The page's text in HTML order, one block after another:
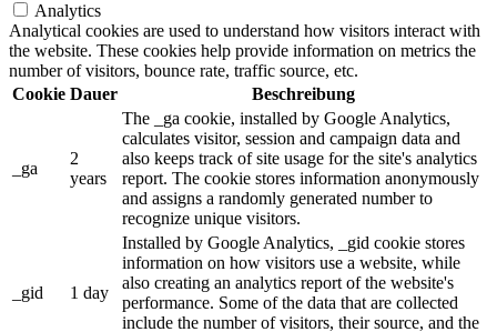
Analytics
Analytical cookies are used to understand how visitors interact with
the website. These cookies help provide information on metrics the
number of visitors, bounce rate, traffic source, etc.
Cookie Dauer Beschreibung
_ga
2
years
The _ga cookie, installed by Google Analytics,
calculates visitor, session and campaign data and
also keeps track of site usage for the site's analytics
report. The cookie stores information anonymously
and assigns a randomly generated number to
recognize unique visitors.
_gid 1 day
Installed by Google Analytics, _gid cookie stores
information on how visitors use a website, while
also creating an analytics report of the website's
performance. Some of the data that are collected
include the number of visitors, their source, and the